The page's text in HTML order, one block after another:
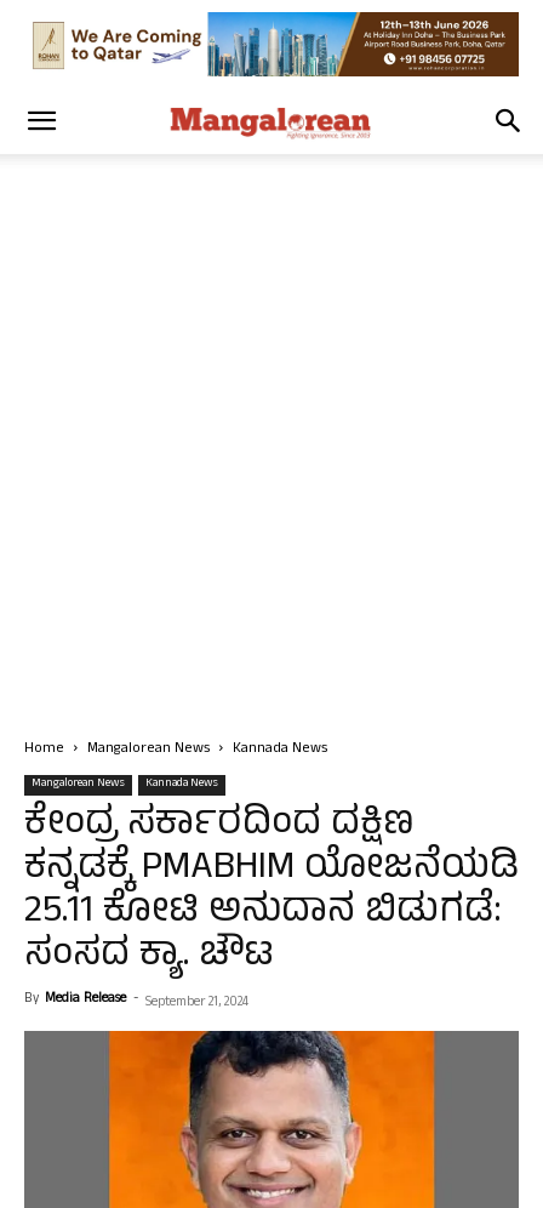
Home Mangalorean News Kannada News
Mangalorean News Kannada News
ಕೇಂದ್ರ ಸರ್ಕಾರದಿಂದ ದಕ್ಷಿಣ
ಕನ್ನಡಕ್ಕೆ PMABHIM ಯೋಜನೆಯಡಿ
25.11 ಕೋಟಿ ಅನುದಾನ ಬಿಡುಗಡೆ:
ಸಂಸದ ಕ್ಯಾ. ಚೌಟ
By Media Release - September 21, 2024